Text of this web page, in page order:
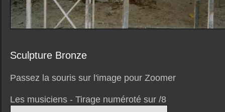
Sculpture Bronze
Passez la souris sur l'image pour Zoomer
Les musiciens - Tirage numéroté sur /8